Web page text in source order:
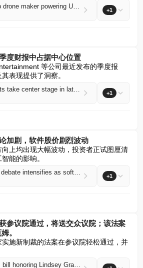
Inside the startup drone maker powering Ukraine's deep-strike campaign +1
度财报中占据中心位置
等公司最近发布的季度报
表现提供了洞察。
Prediction markets take center stage in latest round of quarterly earnings reports +1
加剧，软件股价剧烈波动
上均出现大幅波动，投资者正试图厘清
能的影响。
‘SaaSpocalypse’ debate intensifies as software stocks swing wildly +1
参议院通过，将送交众议院；该法案
。
施新制裁的法案在参议院轻松通过，并
Russia sanctions bill honoring Lindsey Graham breezes through Senate, heads to House